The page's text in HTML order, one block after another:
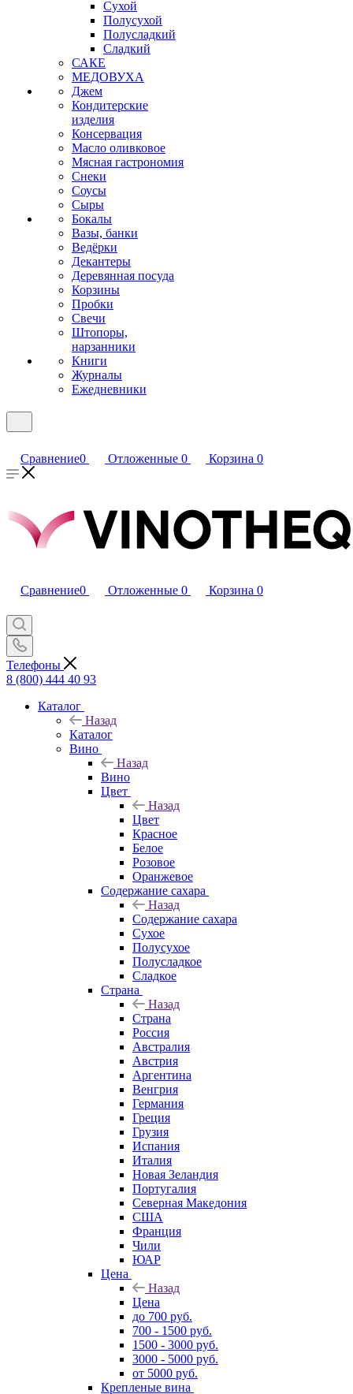
Сухой
Полусухой
Полусладкий
Сладкий
САКЕ
МЕДОВУХА
Джем
Кондитерские
изделия
Консервация
Масло оливковое
Мясная гастрономия
Снеки
Соусы
Сыры
Бокалы
Вазы, банки
Ведёрки
Декантеры
Деревянная посуда
Корзины
Пробки
Свечи
Штопоры,
нарзанники
Книги
Журналы
Ежедневники
Сравнение0 Отложенные 0 Корзина 0
Сравнение0 Отложенные 0 Корзина 0
Телефоны
8 (800) 444 40 93
Каталог
Назад
Каталог
Вино
Назад
Вино
Цвет
Назад
Цвет
Красное
Белое
Розовое
Оранжевое
Содержание сахара
Назад
Содержание сахара
Сухое
Полусухое
Полусладкое
Сладкое
Страна
Назад
Страна
Россия
Австралия
Австрия
Аргентина
Венгрия
Германия
Греция
Грузия
Испания
Италия
Новая Зеландия
Португалия
Северная Македония
США
Франция
Чили
ЮАР
Цена
Назад
Цена
до 700 руб.
700 - 1500 руб.
1500 - 3000 руб.
3000 - 5000 руб.
от 5000 руб.
Крепленые вина